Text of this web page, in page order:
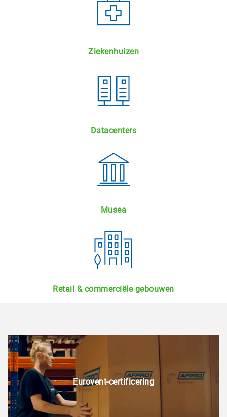
Ziekenhuizen
Datacenters
Musea
Retail & commerciële gebouwen
Eurovent-certificering